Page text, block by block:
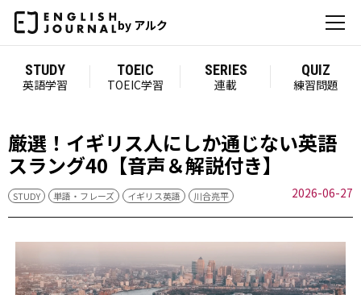
by アルク
STUDY
英語学習
TOEIC
TOEIC学習
SERIES
連載
QUIZ
練習問題
厳選！イギリス人にしか通じない英語
スラング40【音声＆解説付き】
STUDY 単語・フレーズ イギリス英語 川合亮平 2026-06-27